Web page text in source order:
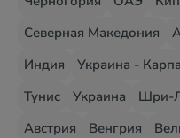
Северная Македония
Индия
Украина -
Тунис
Украина Шри-
Австрия
Венгрия